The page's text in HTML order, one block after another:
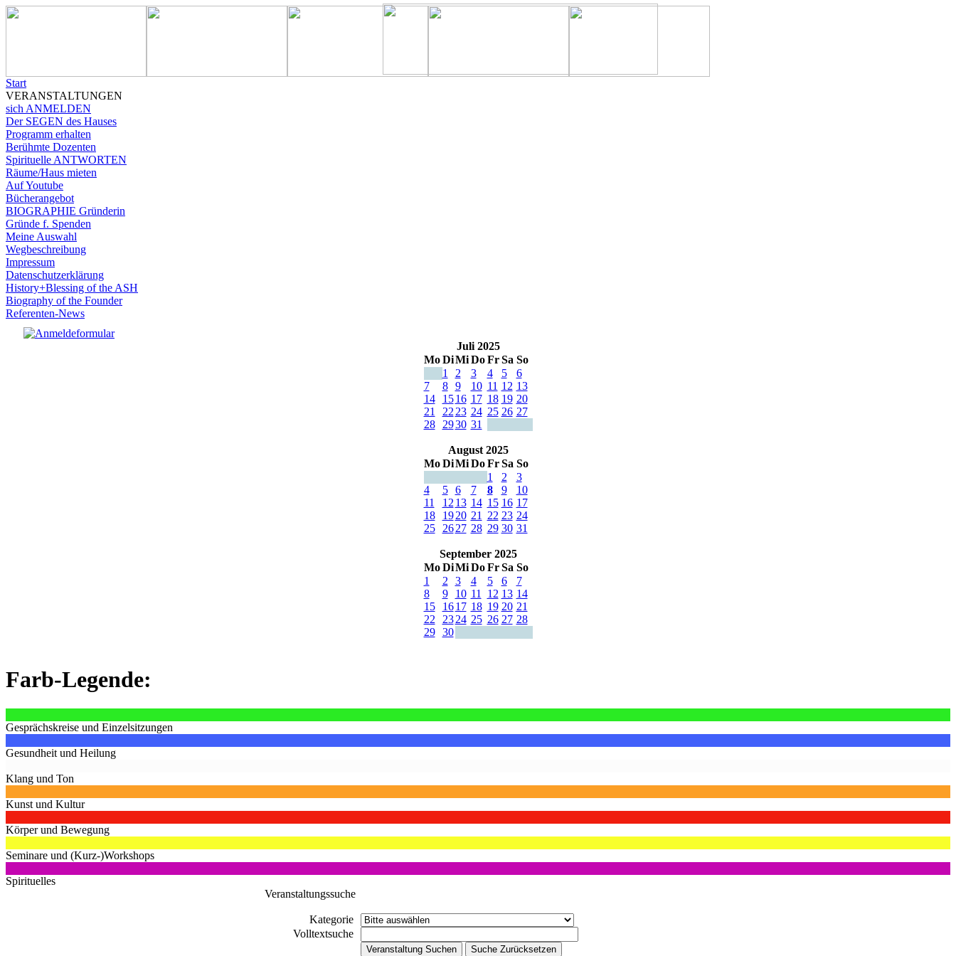
Start
VERANSTALTUNGEN
sich ANMELDEN
Der SEGEN des Hauses
Programm erhalten
Berühmte Dozenten
Spirituelle ANTWORTEN
Räume/Haus mieten
Auf Youtube
Bücherangebot
BIOGRAPHIE Gründerin
Gründe f. Spenden
Meine Auswahl
Wegbeschreibung
Impressum
Datenschutzerklärung
History+Blessing of the ASH
Biography of the Founder
Referenten-News
Juli 2025
Mo DiMi Do Fr Sa So
1
2 3 4 5
6
7
8 9 10 11 12 13
14
15 16 17 18 19 20
21
22 23 24 25 26 27
28
2930 31
August 2025
Mo DiMi Do Fr Sa So
1
2
3
4
5 6 7 8 9
10
11
12 13 14 15 16 17
18
19 20 21 22 23 24
25
26 27 28 29 30 31
September 2025
Mo DiMi Do Fr Sa So
1
2 3 4 5 6
7
8
9 10 11 12 13 14
15
16 17 18 19 20 21
22
23 24 25 26 27 28
29
30
Farb-Legende:
Gesprächskreise und Einzelsitzungen
Gesundheit und Heilung
Klang und Ton
Kunst und Kultur
Körper und Bewegung
Seminare und (Kurz-)Workshops
Spirituelles
Veranstaltungssuche
Kategorie
Volltextsuche